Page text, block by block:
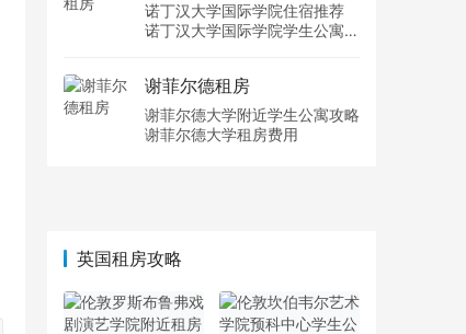
诺丁汉大学国际学院住宿推荐
诺丁汉大学国际学院学生公寓多
谢菲尔德租房
谢菲尔德大学附近学生公寓攻略
谢菲尔德大学租房费用
英国租房攻略